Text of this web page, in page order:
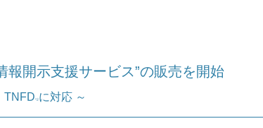
報開示支援サービス”の販売を開始
TNFD *2 に対応 ～